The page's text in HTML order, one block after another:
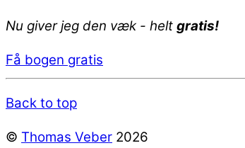
Nu giver jeg den væk - helt gratis!
Få bogen gratis
Back to top
© Thomas Veber 2026